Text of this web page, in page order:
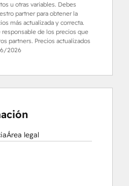
u otras variables. Debes
partner para obtener la
más actualizada y correcta.
responsable de los precios que
partners. Precios actualizados
2026
Área legal